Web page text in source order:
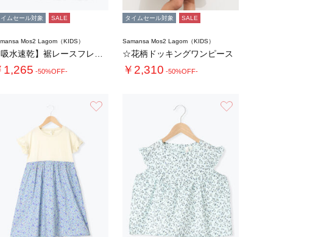
イムセール対象 SALE
Mos2 Lagom（KIDS）
1,265 -50%OFF-
タイムセール対象 SALE
Samansa Mos2 Lagom（KIDS）
☆花柄ドッキングワンピース
￥2,310 -50%OFF-